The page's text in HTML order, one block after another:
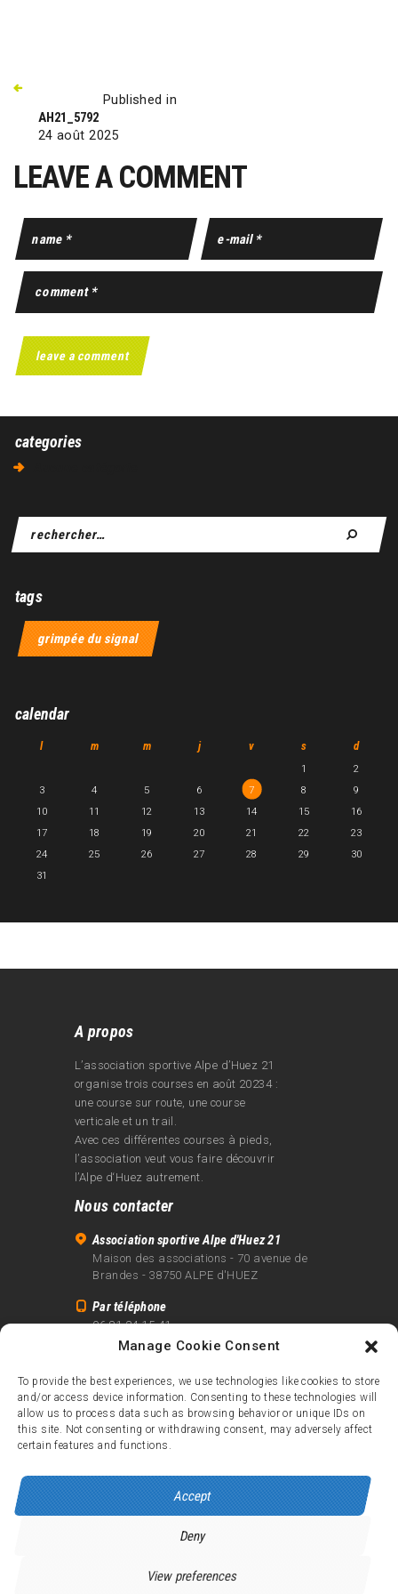
Manage Cookie Consent
To provide the best experiences, we use technologies like cookies to store
and/or access device information. Consenting to these technologies will
allow us to process data such as browsing behavior or unique IDs on
this site. Not consenting or withdrawing consent, may adversely affect
certain features and functions.
Accept
Deny
View preferences
Published in
AH21_5792
24 août 2025
LEAVE A COMMENT
categories
tags
grimpée du signal
calendar
l m m j v s d
1
2
3
4 5 6 7 8
9
10
11 12 13 14 15
16
17
18 19 20 21 22
23
24
25 26 27 28 29
30
31
A propos
L’association sportive Alpe d’Huez 21
organise trois courses en août 20234 :
une course sur route, une course
verticale et un trail.
Avec ces différentes courses à pieds,
l’association veut vous faire découvrir
l’Alpe d‘Huez autrement.
Nous contacter
Association sportive Alpe d'Huez 21
Maison des associations - 70 avenue de
Brandes - 38750 ALPE d'HUEZ
Par téléphone
06 81 24 15 41
info@alpe21.fr
Mentions légales
Contact
crédits